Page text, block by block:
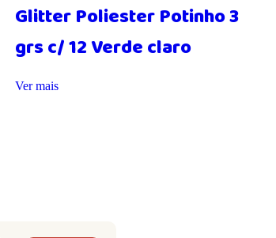
Glitter Poliester Potinho 3
grs c/ 12 Verde claro
Ver mais